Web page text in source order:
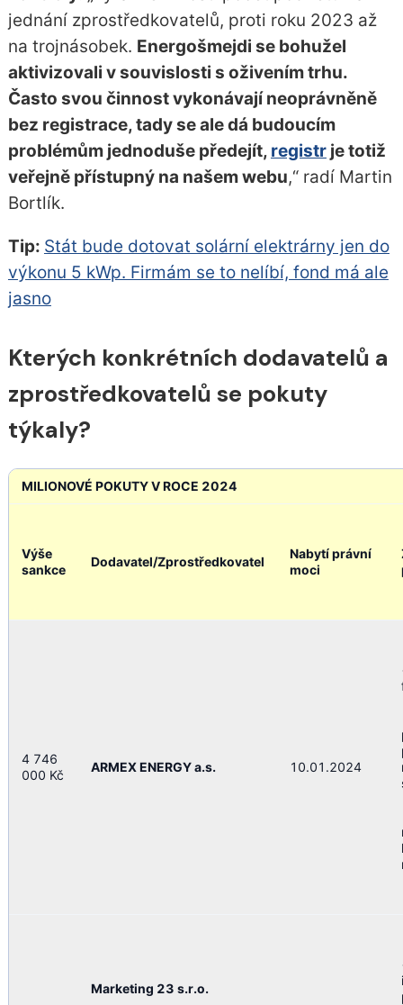
jednání zprostředkovatelů, proti roku 2023 až
na trojnásobek. Energošmejdi se bohužel
aktivizovali v souvislosti s oživením trhu.
Často svou činnost vykonávají neoprávněně
bez registrace, tady se ale dá budoucím
problémům jednoduše předejít, registrje totiž
veřejně přístupný na našem webu,“ radí Martin
Bortlík.
Tip: Stát bude dotovat solární elektrárny jen do
výkonu 5 kWp. Firmám se to nelíbí, fond má ale
jasno
Kterých konkrétních dodavatelů a
zprostředkovatelů se pokuty
týkaly?
MILIONOVÉ POKUTY V ROCE 2024
Výše
sankce
Dodavatel/Zprostředkovatel
Nabytí právní
moci
4 746
000 Kč
ARMEX ENERGY a.s. 10.01.2024
Marketing 23 s.r.o.